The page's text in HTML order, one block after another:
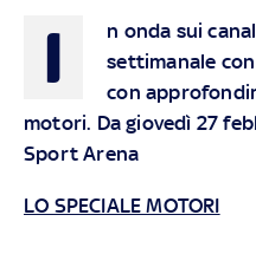
I
n onda sui
settimanale
con
motori. Da giovedì 27
Sport Arena
LO SPECIALE MOTORI